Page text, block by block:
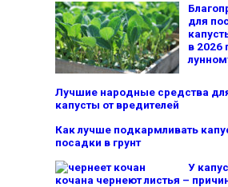
для
в 2026
Лучшие народные средства
капусты от вредителей
Как лучше подкармливать
посадки в грунт
У
кочана чернеют листья –